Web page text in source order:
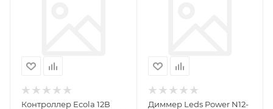
Контроллер Ecola 12В
Диммер Leds Power N12-